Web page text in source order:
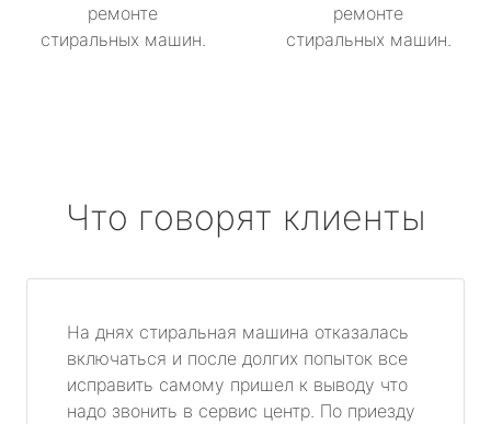
ремонте
стиральных машин.
ремонте
стиральных машин.
Что говорят клиенты
На днях стиральная машина отказалась
включаться и после долгих попыток все
исправить самому пришел к выводу что
надо звонить в сервис центр. По приезду